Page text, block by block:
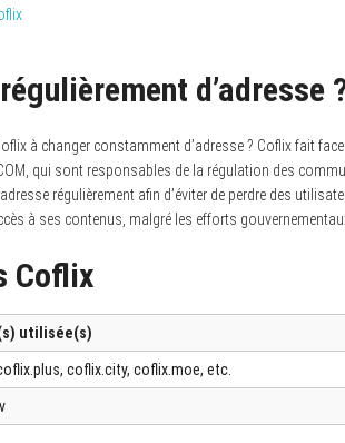
d’adresse ?
à changer constamment d’adresse ? Coflix fait
qui sont responsables de la régulation des
régulièrement afin d’éviter de perdre des
à ses contenus, malgré les efforts
Coflix
utilisée(s)
coflix.city, coflix.moe, etc.